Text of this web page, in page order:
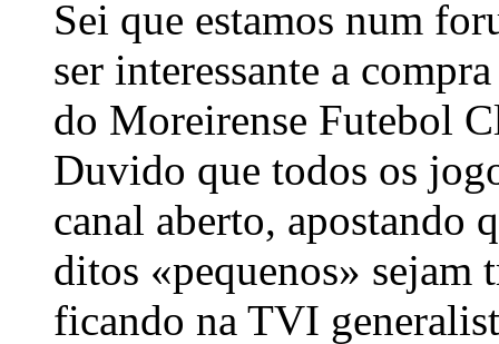
Sei que estamos num
ser interessante a
do Moreirense Futebol
Duvido que todos os
canal aberto, apostando
ditos «pequenos»
ficando na TVI